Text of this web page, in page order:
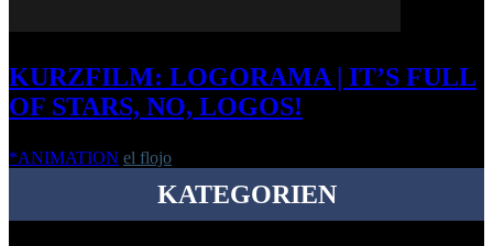
KURZFILM: LOGORAMA | IT’S FULL
OF STARS, NO, LOGOS!
*ANIMATION el flojo
KATEGORIEN